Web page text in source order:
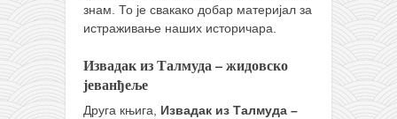
знам. То је свакако добар материјал за
истраживање наших историчара.
Извадак из Талмуда – жидовско
јеванђеље
Друга књига, Извадак из Талмуда –